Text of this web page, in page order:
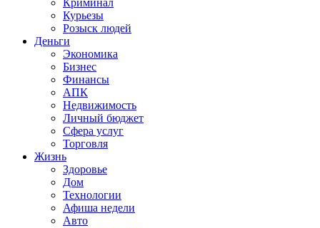
Криминал
Курьезы
Розыск людей
Деньги
Экономика
Бизнес
Финансы
АПК
Недвижимость
Личный бюджет
Сфера услуг
Торговля
Жизнь
Здоровье
Дом
Технологии
Афиша недели
Авто